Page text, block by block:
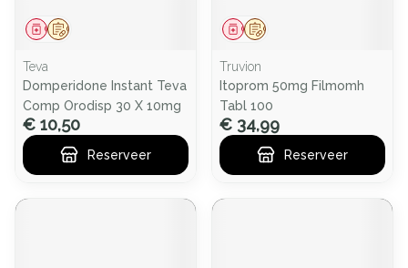
Op voorschrift
Geneesmiddel
Teva
Domperidone Instant Teva
Comp Orodisp 30 X 10mg
€ 10,50
Reserveer
Op voorschrift
Geneesmiddel
Truvion
Itoprom 50mg Filmomh
Tabl 100
€ 34,99
Reserveer